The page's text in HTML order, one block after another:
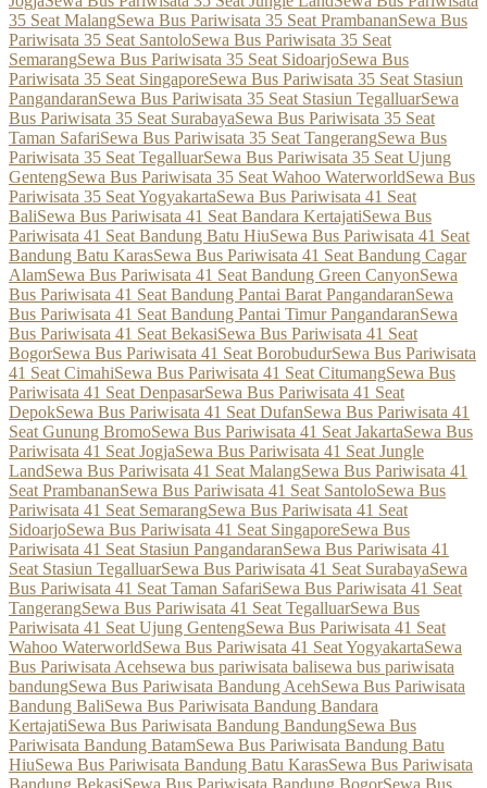
35 Seat MalangSewa Bus Pariwisata 35 Seat PrambananSewa Bus
Pariwisata 35 Seat SantoloSewa Bus Pariwisata 35 Seat
SemarangSewa Bus Pariwisata 35 Seat SidoarjoSewa Bus
Pariwisata 35 Seat SingaporeSewa Bus Pariwisata 35 Seat Stasiun
PangandaranSewa Bus Pariwisata 35 Seat Stasiun TegalluarSewa
Bus Pariwisata 35 Seat SurabayaSewa Bus Pariwisata 35 Seat
Taman SafariSewa Bus Pariwisata 35 Seat TangerangSewa Bus
Pariwisata 35 Seat TegalluarSewa Bus Pariwisata 35 Seat Ujung
GentengSewa Bus Pariwisata 35 Seat Wahoo WaterworldSewa Bus
Pariwisata 35 Seat YogyakartaSewa Bus Pariwisata 41 Seat
BaliSewa Bus Pariwisata 41 Seat Bandara KertajatiSewa Bus
Pariwisata 41 Seat Bandung Batu HiuSewa Bus Pariwisata 41 Seat
Bandung Batu KarasSewa Bus Pariwisata 41 Seat Bandung Cagar
AlamSewa Bus Pariwisata 41 Seat Bandung Green CanyonSewa
Bus Pariwisata 41 Seat Bandung Pantai Barat PangandaranSewa
Bus Pariwisata 41 Seat Bandung Pantai Timur PangandaranSewa
Bus Pariwisata 41 Seat BekasiSewa Bus Pariwisata 41 Seat
BogorSewa Bus Pariwisata 41 Seat BorobudurSewa Bus Pariwisata
41 Seat CimahiSewa Bus Pariwisata 41 Seat CitumangSewa Bus
Pariwisata 41 Seat DenpasarSewa Bus Pariwisata 41 Seat
DepokSewa Bus Pariwisata 41 Seat DufanSewa Bus Pariwisata 41
Seat Gunung BromoSewa Bus Pariwisata 41 Seat JakartaSewa Bus
Pariwisata 41 Seat JogjaSewa Bus Pariwisata 41 Seat Jungle
LandSewa Bus Pariwisata 41 Seat MalangSewa Bus Pariwisata 41
Seat PrambananSewa Bus Pariwisata 41 Seat SantoloSewa Bus
Pariwisata 41 Seat SemarangSewa Bus Pariwisata 41 Seat
SidoarjoSewa Bus Pariwisata 41 Seat SingaporeSewa Bus
Pariwisata 41 Seat Stasiun PangandaranSewa Bus Pariwisata 41
Seat Stasiun TegalluarSewa Bus Pariwisata 41 Seat SurabayaSewa
Bus Pariwisata 41 Seat Taman SafariSewa Bus Pariwisata 41 Seat
TangerangSewa Bus Pariwisata 41 Seat TegalluarSewa Bus
Pariwisata 41 Seat Ujung GentengSewa Bus Pariwisata 41 Seat
Wahoo WaterworldSewa Bus Pariwisata 41 Seat YogyakartaSewa
Bus Pariwisata Acehsewa bus pariwisata balisewa bus pariwisata
bandungSewa Bus Pariwisata Bandung AcehSewa Bus Pariwisata
Bandung BaliSewa Bus Pariwisata Bandung Bandara
KertajatiSewa Bus Pariwisata Bandung BandungSewa Bus
Pariwisata Bandung BatamSewa Bus Pariwisata Bandung Batu
HiuSewa Bus Pariwisata Bandung Batu KarasSewa Bus Pariwisata